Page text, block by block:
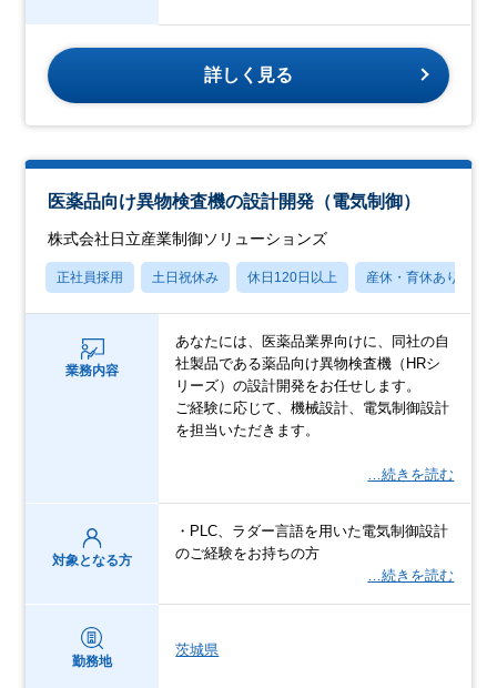
詳しく見る
医薬品向け異物検査機の設計開発（電気制御）
株式会社日立産業制御ソリューションズ
正社員採用 土日祝休み 休日120日以上 産休・育休あり
業務内容
あなたには、医薬品業界向けに、同社の自
社製品である薬品向け異物検査機（HRシ
リーズ）の設計開発をお任せします。
ご経験に応じて、機械設計、電気制御設計
を担当いただきます。
…続きを読む
対象となる方
・PLC、ラダー言語を用いた電気制御設計
のご経験をお持ちの方
…続きを読む
勤務地
茨城県